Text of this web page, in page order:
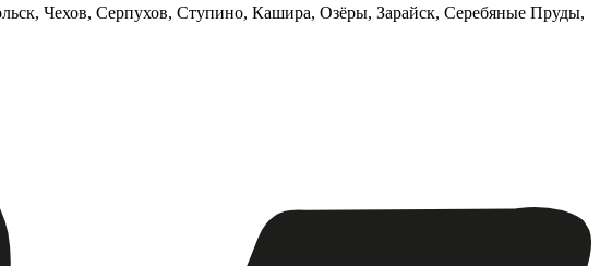
Чехов, Серпухов, Ступино, Кашира, Озёры, Зарайск, Серебяные Пруды,